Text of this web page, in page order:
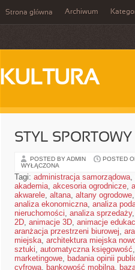
Strona główna Archiwum
KULTURA
STYL
POSTED BY ADMIN POSTED
WYŁĄCZONA
Tagi: administracja samorządowa,
akademia, akcesoria ogrodnicze,
akwarele, altana, altany ogrodowe,
analiza ekonomiczna, analiza
nieruchomości, analiza sprzedaży,
2D, animacje 3D, animacje
aranżacja przestrzeni biurowej,
miejska, architektura miejska
sztuki, automatyczna księgowość,
marketingowe, badania opinii
cyfrowa, bankowość mobilna,